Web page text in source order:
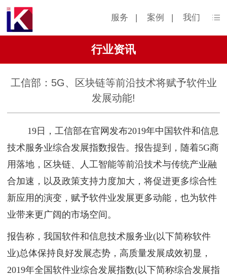
服务 | 案例 | 我们
行业资讯
工信部：5G、区块链等前沿技术将赋予软件业
发展动能!
19日，工信部在官网发布2019年中国软件和信息
技术服务业综合发展指数报告。报告提到，随着5G商
用落地，区块链、人工智能等前沿技术与传统产业融
合加速，以及政策支持力度加大，将促进更多综合性
新应用的演变，赋予软件业发展更多动能，也为软件
业带来更广阔的市场空间。
报告称，我国软件和信息技术服务业(以下简称软件
业)总体保持良好发展态势，高质量发展成效初显，
2019年全国软件业综合发展指数(以下简称综合发展指